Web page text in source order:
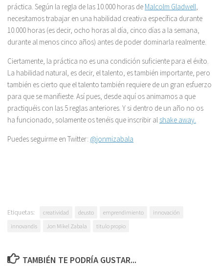
práctica. Según la regla de las 10.000 horas de Malcolm Gladwell,
necesitamos trabajar en una habilidad creativa específica durante
10.000 horas (es decir, ocho horas al día, cinco días a la semana,
durante al menos cinco años) antes de poder dominarla realmente.
Ciertamente, la práctica no es una condición suficiente para el éxito.
La habilidad natural, es decir, el talento, es también importante, pero
también es cierto que el talento también requiere de un gran esfuerzo
para que se manifieste. Así pues, desde aquí os animamos a que
practiquéis con las 5 reglas anteriores. Y si dentro de un año no os
ha funcionado, solamente os tenéis que inscribir al shake away.
Puedes seguirme en Twitter: @jonmizabala
Etiquetas: creatividad deusto emprendimiento
innovación
innovandis
Jon Mikel Zabala titulo propio
TAMBIÉN TE PODRÍA GUSTAR...